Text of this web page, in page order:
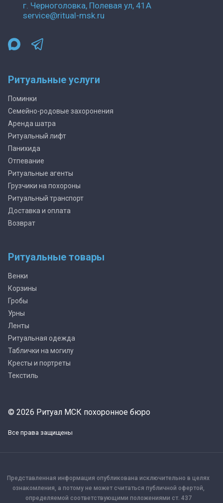
г. Черноголовка, Полевая ул, 41А
service@ritual-msk.ru
Ритуальные услуги
Поминки
Семейно-родовые захоронения
Аренда шатра
Ритуальный лифт
Панихида
Отпевание
Ритуальные агенты
Грузчики на похороны
Ритуальный транспорт
Доставка и оплата
Возврат
Ритуальные товары
Венки
Корзины
Гробы
Урны
Ленты
Ритуальная одежда
Таблички на могилу
Кресты и портреты
Текстиль
© 2026 Ритуал МСК похоронное бюро
Все права защищены
Представленная информация опубликована исключительно в целях
ознакомления, а потому не может считаться публичной офертой,
определяемой соответствующими положениями ст. 437